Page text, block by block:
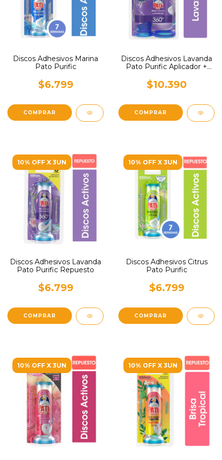
Discos Adhesivos Marina
Pato Purific
$6.799
Discos Adhesivos Lavanda
Pato Purific Aplicador +
$10.390
10% OFF X 3UN
Discos Adhesivos Lavanda
Pato Purific Repuesto
$6.799
10% OFF X 3UN
Discos Adhesivos Citrus
Pato Purific
$6.799
10% OFF X 3UN 10% OFF X 3UN